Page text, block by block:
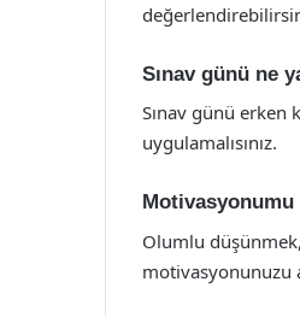
Sınav günü ne
Sınav günü erken
uygulamalısınız.
Motivasyonumu
Olumlu
motivasyonunuzu